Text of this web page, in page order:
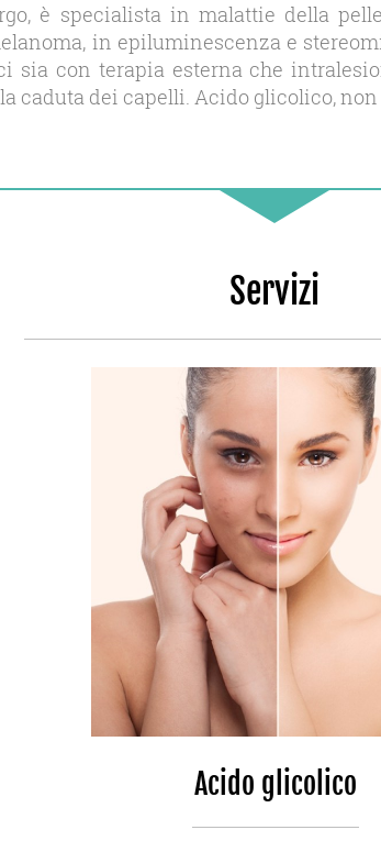
è specialista in malattie della
in epiluminescenza e
con terapia esterna che
caduta dei capelli. Acido glicolico,
Servizi
Acido glicolico